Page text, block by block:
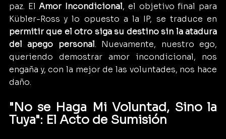
paz. El Amor Incondicional, el objetivo final para
permitir que el otro siga su destino sin la atadura
del apego personal. Nuevamente, nuestro ego,
queriendo demostrar amor incondicional, nos
engaña y, con la mejor de las voluntades, nos hace
daño.
"No se Haga Mi Voluntad, Sino la
Tuya": El Acto de Sumisión